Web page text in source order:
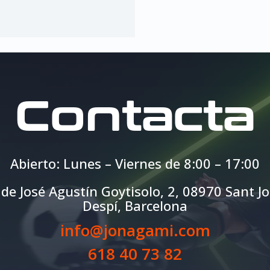
Contacta
Abierto: Lunes – Viernes de 8:00 – 17:00
José Agustín Goytisolo, 2, 08970 Sant
Despí, Barcelona
info@jonagami.com
618 40 73 82